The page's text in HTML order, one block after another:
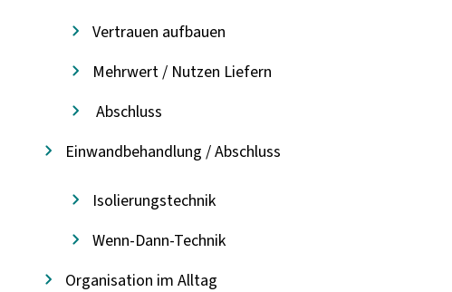
Vertrauen aufbauen
Mehrwert / Nutzen Liefern
Abschluss
Einwandbehandlung / Abschluss
Isolierungstechnik
Wenn-Dann-Technik
Organisation im Alltag